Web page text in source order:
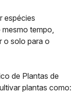
espécies
tempo,
o solo para o
de Plantas de
plantas como: